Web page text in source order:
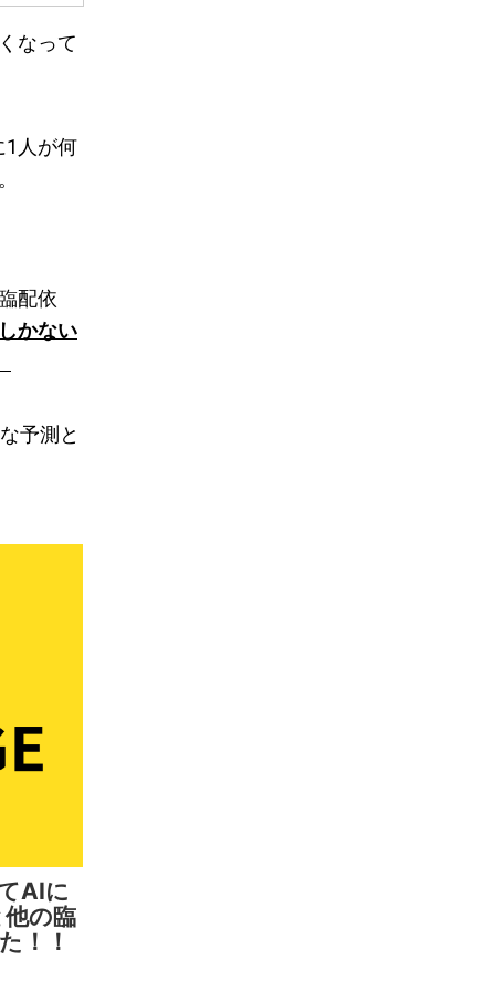
なって
1人が何
配依
かない
予測と
AIに
の臨
！！